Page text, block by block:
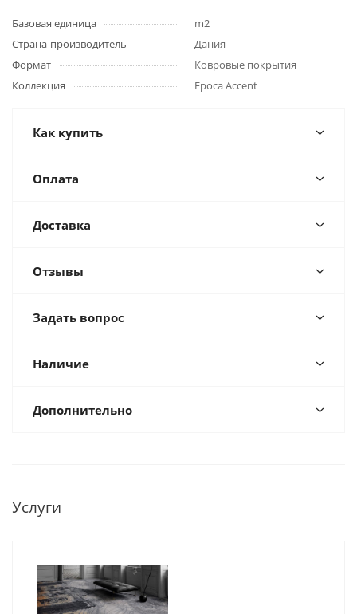
Базовая единица
m2
Страна-производитель
Дания
Формат
Ковровые покрытия
Коллекция
Epoca Accent
Как купить
Оплата
Доставка
Отзывы
Задать вопрос
Наличие
Дополнительно
Услуги